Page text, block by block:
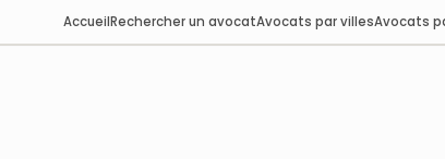
AccueilRechercher un avocatAvocats par villesAvocats